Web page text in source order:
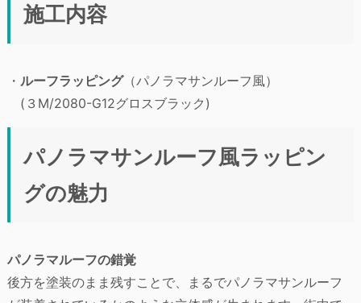
施工内容
・ ルーフラッピング（パノラマサンルーフ風）
(３M/2080-G12グロスブラック)
パノラマサンルーフ風ラッピン
グの魅力
パノラマルーフの錯覚
後方を塗装のまま残すことで、まるでパノラマサンルーフ